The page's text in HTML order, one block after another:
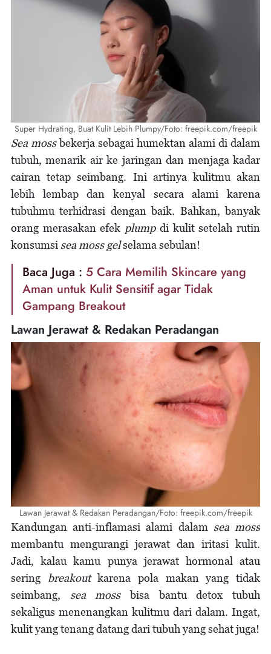
Super Hydrating, Buat Kulit Lebih Plumpy/Foto: freepik.com/freepik
Sea mossbekerja sebagai humektan alami di dalam
tubuh, menarik air ke jaringan dan menjaga kadar
cairan tetap seimbang. Ini artinya kulitmu akan
lebih lembap dan kenyal secara alami karena
tubuhmu terhidrasi dengan baik. Bahkan, banyak
orang merasakan efek plumpdi kulit setelah rutin
konsumsi sea moss gelselama sebulan!
Baca Juga : 5 Cara Memilih Skincare yang
Aman untuk Kulit Sensitif agar Tidak
Gampang Breakout
Lawan Jerawat & Redakan Peradangan
Lawan Jerawat & Redakan Peradangan/Foto: freepik.com/freepik
Kandungan anti-inflamasi alami dalam sea moss
membantu mengurangi jerawat dan iritasi kulit.
Jadi, kalau kamu punya jerawat hormonal atau
sering breakoutkarena pola makan yang tidak
seimbang, sea mossbisa bantu detox tubuh
sekaligus menenangkan kulitmu dari dalam. Ingat,
kulit yang tenang datang dari tubuh yang sehat juga!